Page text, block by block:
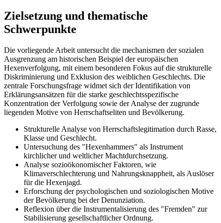
Zielsetzung und thematische
Schwerpunkte
Die vorliegende Arbeit untersucht die mechanismen der sozialen
Ausgrenzung am historischen Beispiel der europäischen
Hexenverfolgung, mit einem besonderen Fokus auf die strukturelle
Diskriminierung und Exklusion des weiblichen Geschlechts. Die
zentrale Forschungsfrage widmet sich der Identifikation von
Erklärungsansätzen für die starke geschlechtsspezifische
Konzentration der Verfolgung sowie der Analyse der zugrunde
liegenden Motive von Herrschaftseliten und Bevölkerung.
Strukturelle Analyse von Herrschaftslegitimation durch Rasse,
Klasse und Geschlecht.
Untersuchung des "Hexenhammers" als Instrument
kirchlicher und weltlicher Machtdurchsetzung.
Analyse sozioökonomischer Faktoren, wie
Klimaverschlechterung und Nahrungsknappheit, als Auslöser
für die Hexenjagd.
Erforschung der psychologischen und soziologischen Motive
der Bevölkerung bei der Denunziation.
Reflexion über die Instrumentalisierung des "Fremden" zur
Stabilisierung gesellschaftlicher Ordnung.